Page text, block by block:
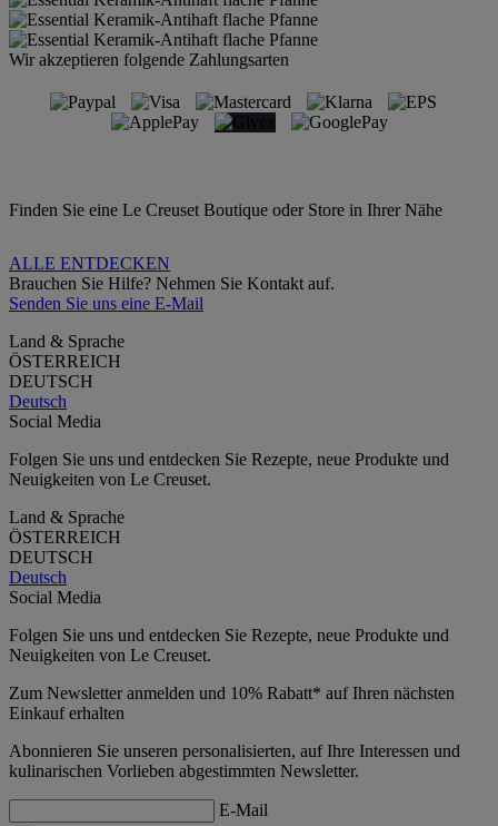
Wir akzeptieren folgende Zahlungsarten
Finden Sie eine Le Creuset Boutique oder Store in Ihrer Nähe
ALLE ENTDECKEN
Brauchen Sie Hilfe? Nehmen Sie Kontakt auf.
Senden Sie uns eine E-Mail
Land & Sprache
ÖSTERREICH
DEUTSCH
Deutsch
Social Media
Folgen Sie uns und entdecken Sie Rezepte, neue Produkte und
Neuigkeiten von Le Creuset.
Land & Sprache
ÖSTERREICH
DEUTSCH
Deutsch
Social Media
Folgen Sie uns und entdecken Sie Rezepte, neue Produkte und
Neuigkeiten von Le Creuset.
Zum Newsletter anmelden und 10% Rabatt* auf Ihren nächsten
Einkauf erhalten
Abonnieren Sie unseren personalisierten, auf Ihre Interessen und
kulinarischen Vorlieben abgestimmten Newsletter.
E-Mail